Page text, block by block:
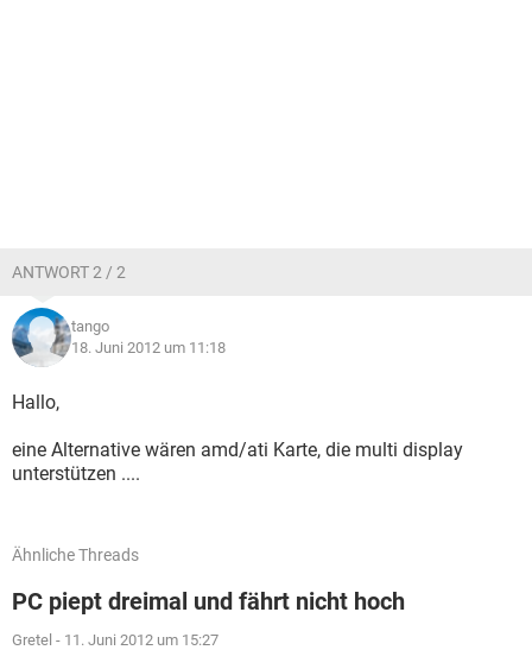
ANTWORT 2 / 2
tango
18. Juni 2012 um 11:18
Hallo,
eine Alternative wären amd/ati Karte, die multi display
unterstützen ....
Ähnliche Threads
PC piept dreimal und fährt nicht hoch
Gretel - 11. Juni 2012 um 15:27